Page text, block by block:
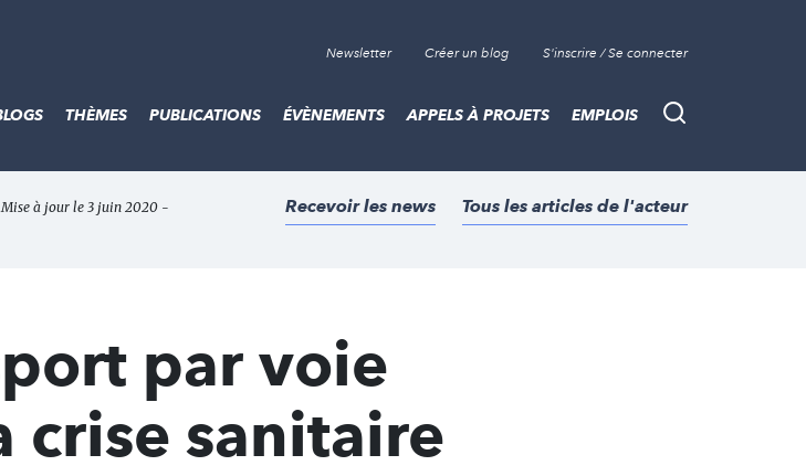
Newsletter Créer un blog S'inscrire / Se connecter
Recherche
THÈMES PUBLICATIONS ÉVÈNEMENTS APPELS À PROJETS EMPLOIS
à jour le 3 juin 2020 -
Recevoir les news Tous les articles de l'acteur
par voie
crise sanitaire